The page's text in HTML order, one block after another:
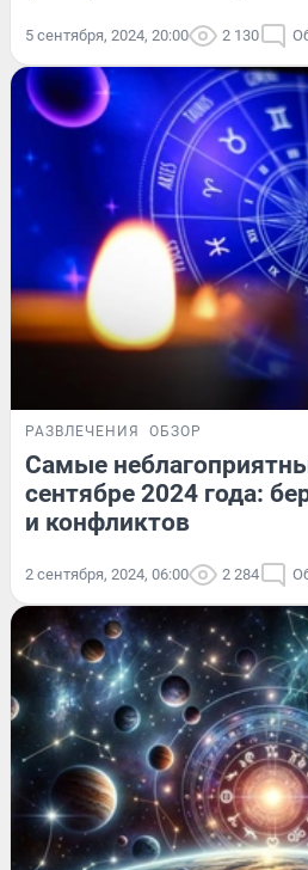
5 сентября, 2024, 20:00 2 130
РАЗВЛЕЧЕНИЯ ОБЗОР
Самые
сентябре 2024 года:
и конфликтов
2 сентября, 2024, 06:00 2 284